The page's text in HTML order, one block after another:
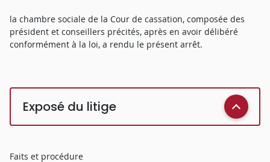
la chambre sociale de la Cour de cassation, composée des
président et conseillers précités, après en avoir délibéré
conformément à la loi, a rendu le présent arrêt.
Exposé du litige
Faits et procédure